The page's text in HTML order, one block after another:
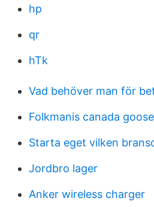
hp
qr
hTk
Vad behöver man för
Folkmanis canada goose
Starta eget vilken
Jordbro lager
Anker wireless charger